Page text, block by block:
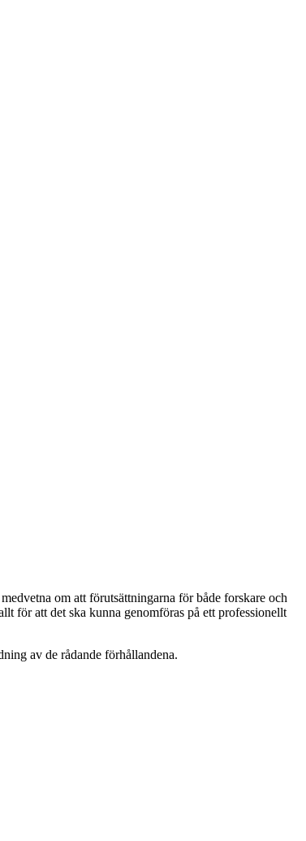
om att förutsättningarna för både forskare och
för att det ska kunna genomföras på ett professionellt
av de rådande förhållandena.